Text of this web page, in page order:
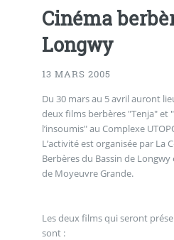
Cinéma
Longwy
13 MARS 2005
Du 30 mars au 5 avril auront
deux films berbères "Tenja" et
l’insoumis" au
L’activité est organisée par La
Berbères du Bassin de Longwy
de Moyeuvre Grande.
Les deux films qui seront
sont :